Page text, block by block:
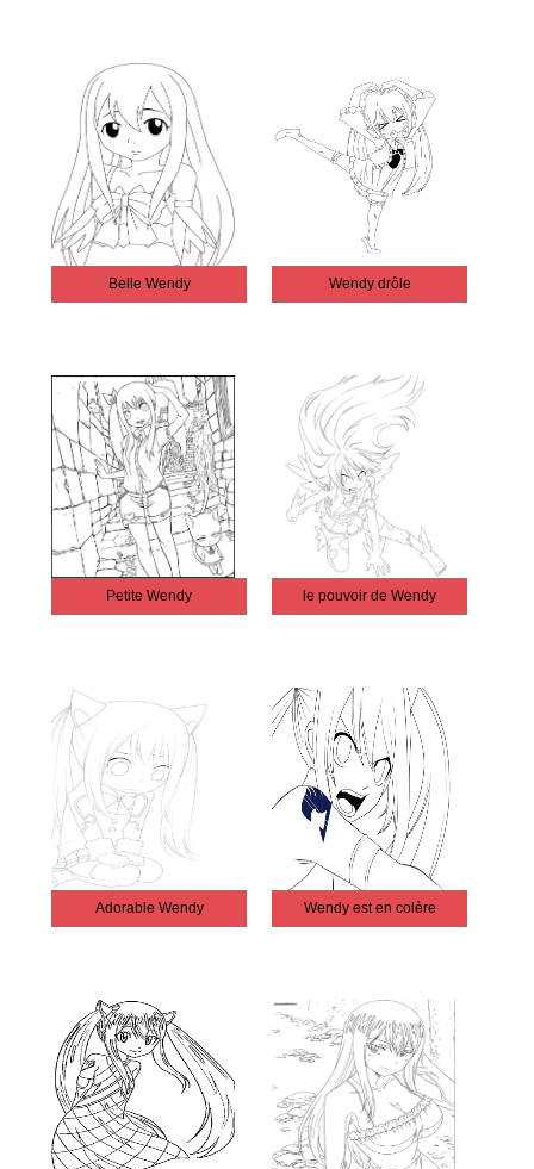
Belle Wendy Wendy drôle
Petite Wendy le pouvoir de Wendy
Adorable Wendy Wendy est en colère